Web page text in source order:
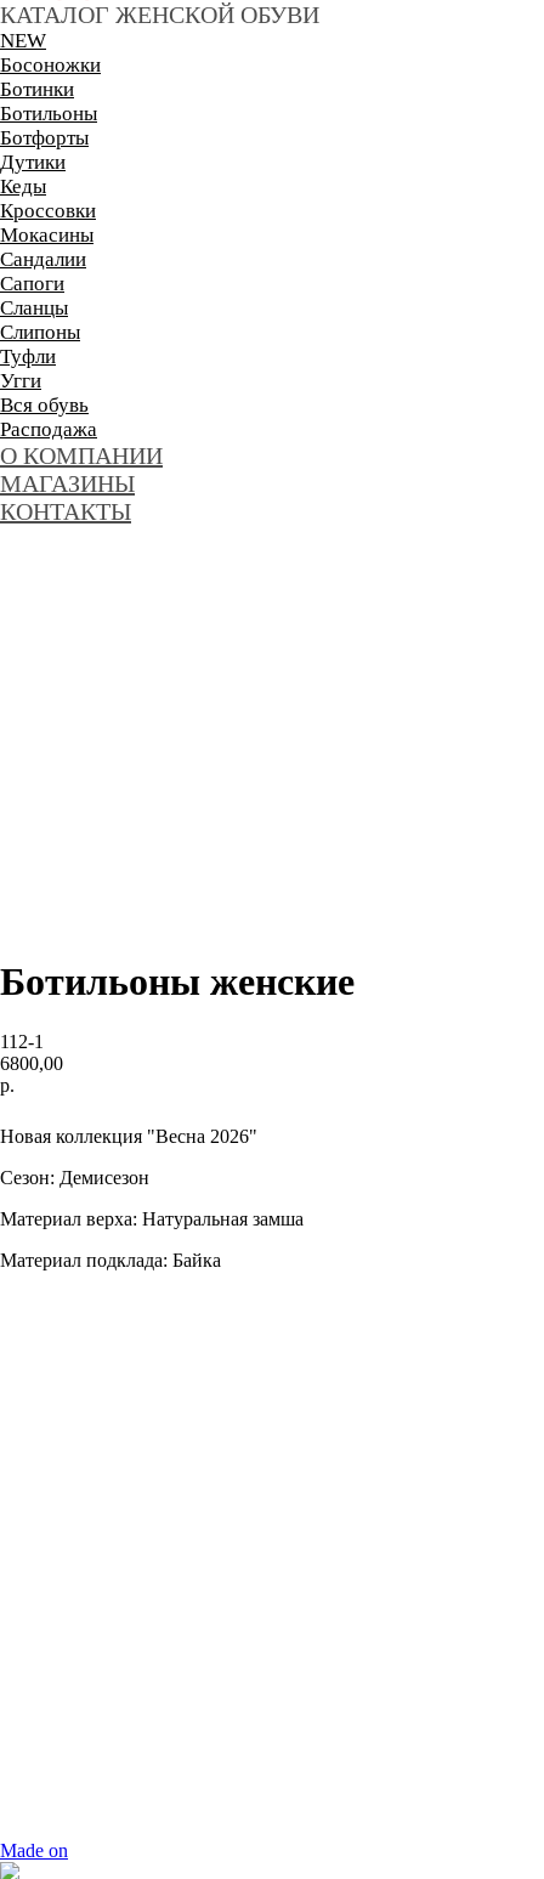
КАТАЛОГ ЖЕНСКОЙ ОБУВИ
NEW
Босоножки
Ботинки
Ботильоны
Ботфорты
Дутики
Кеды
Кроссовки
Мокасины
Сандалии
Сапоги
Сланцы
Слипоны
Туфли
Угги
Вся обувь
Расподажа
О КОМПАНИИ
МАГАЗИНЫ
КОНТАКТЫ
Ботильоны женские
112-1
6800,00
р.
Новая коллекция "Весна 2026"
Сезон: Демисезон
Материал верха: Натуральная замша
Материал подклада: Байка
Made on